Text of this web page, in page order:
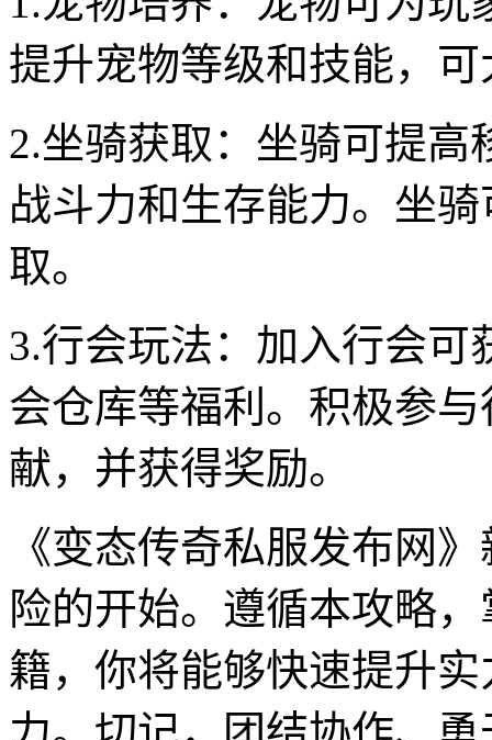
提升宠物等级和技能，
2.坐骑获取：坐骑可提
战斗力和生存能力。坐
取。
3.行会玩法：加入行会
会仓库等福利。积极参
献，并获得奖励。
《变态传奇私服发布网
险的开始。遵循本攻略
籍，你将能够快速提升